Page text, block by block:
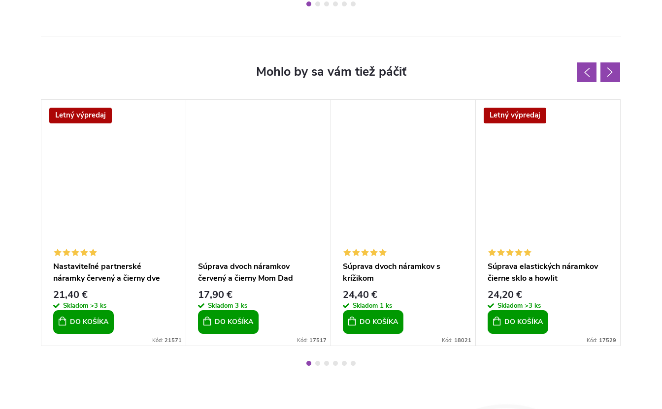
Letný výpredaj
Nastaviteľné partnerské
náramky červený a čierny dve
spojené srdcia
21,40 €
Skladom >3 ks
DO KOŠÍKA
Kód: 21571
Súprava dvoch náramkov
červený a čierny Mom Dad
17,90 €
Skladom 3 ks
DO KOŠÍKA
Kód: 17517
Súprava dvoch náramkov s
krížikom
24,40 €
Skladom 1 ks
DO KOŠÍKA
Kód: 18021
Letný výpredaj
Súprava elastických náramkov
čierne sklo a howlit
24,20 €
Skladom >3 ks
DO KOŠÍKA
Kód: 17529